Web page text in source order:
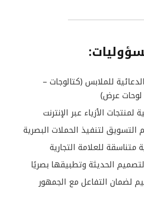
للملابس (كتالوجات –
عرض)
الأزياء عبر الإنترنت
لتنفيذ الحملات البصرية
للعلامة التجارية
الحديثة وتطبيقها بصريًا
لضمان التفاعل مع الجمهور